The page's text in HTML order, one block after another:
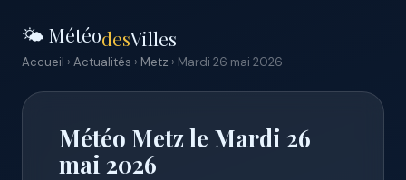
🌤️ MétéodesVilles
Accueil › Actualités › Metz › Mardi 26 mai 2026
Météo Metz le Mardi 26
mai 2026